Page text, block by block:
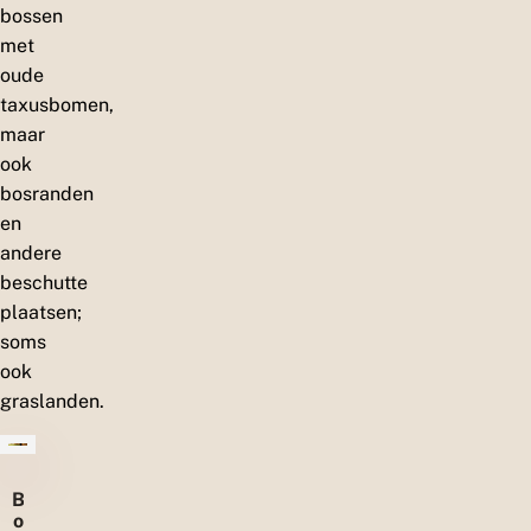
bossen
met
oude
taxusbomen,
maar
ook
bosranden
en
andere
beschutte
plaatsen;
soms
ook
graslanden.
B
o